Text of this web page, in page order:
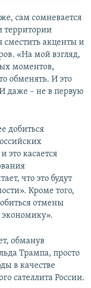
сам сомневается
территории
сместить акценты и
«На мой взгляд,
моментов,
обменять. И это
даже – не в первую
добиться
это касается
что это будут
Кроме того,
отмены
обманув
Трампа, просто
в качестве
сателлита России.